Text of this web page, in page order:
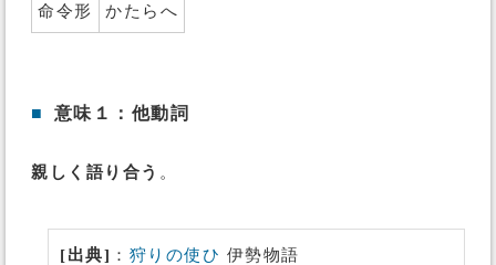
命令形 かたらへ
■ 意味１：他動詞
親しく語り合う 。
[出典] ： 狩りの使ひ 伊勢物語